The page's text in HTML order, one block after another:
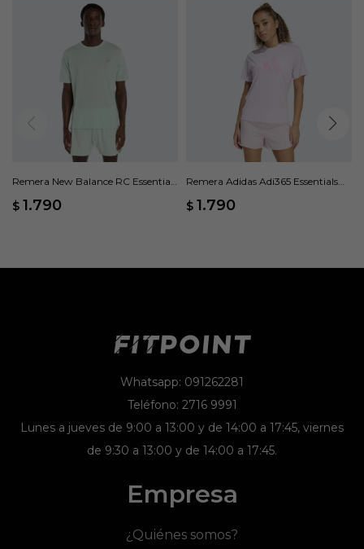
Remera New Balance RC Essential
$ 1.790
Remera Adidas Adi365 Essentials
$ 1.790
Whatsapp: 091262281
Teléfono: 2716 9991
Lunes a jueves de 9:00 a 13:00 y de 14:00 a 17:45, viernes
de 9:30 a 13:00 y de 14:00 a 17:45.
Empresa
¿Quiénes somos?